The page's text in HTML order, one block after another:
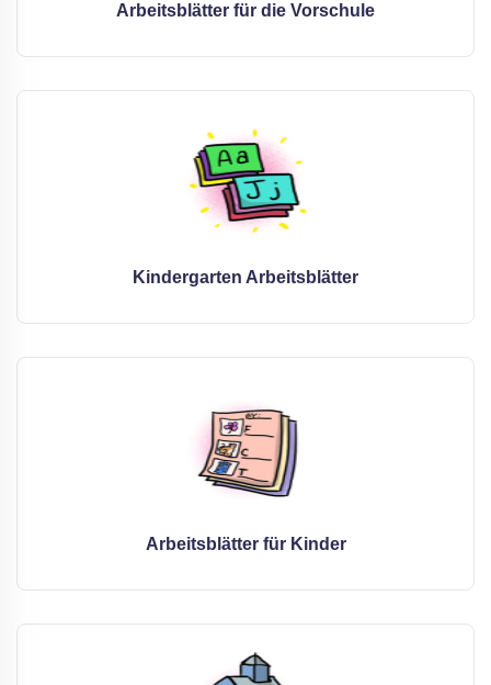
Arbeitsblätter für die Vorschule
Kindergarten Arbeitsblätter
Arbeitsblätter für Kinder